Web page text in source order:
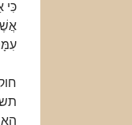
כִּי